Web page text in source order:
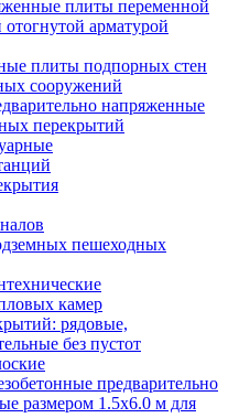
плиты переменной
арматурой
плиты подпорных стен
сооружений
напряженные
перекрытий
пешеходных
камер
рядовые,
без пустот
предварительно
размером 1.5х6.0 м для